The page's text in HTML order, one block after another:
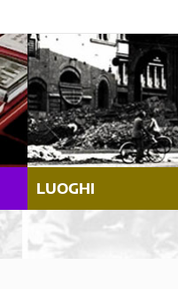
LUOGHI